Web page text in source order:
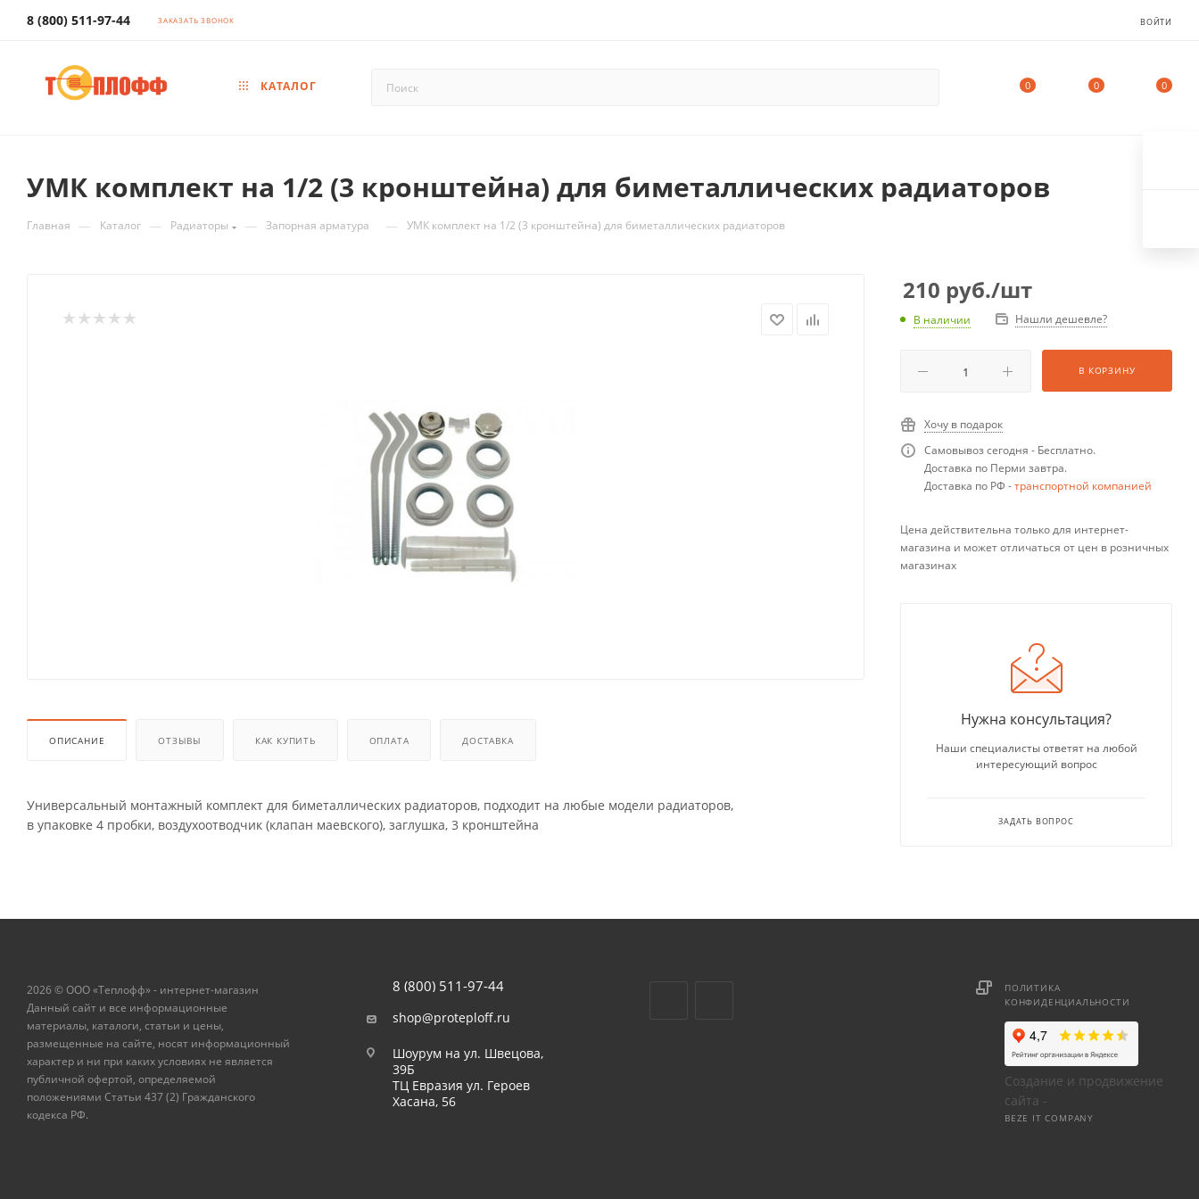
8 (800) 511-97-44 ЗАКАЗАТЬ ЗВОНОК ВОЙТИ
КАТАЛОГ 0 0 0
УМК комплект на 1/2 (3 кронштейна) для биметаллических радиаторов
Главная — Каталог — Радиаторы — Запорная арматура — УМК комплект на 1/2 (3 кронштейна) для биметаллических радиаторов
ОПИСАНИЕ ОТЗЫВЫ КАК КУПИТЬ ОПЛАТА ДОСТАВКА
Универсальный монтажный комплект для биметаллических радиаторов, подходит на любые модели радиаторов,
в упаковке 4 пробки, воздухоотводчик (клапан маевского), заглушка, 3 кронштейна
210 руб./шт
В наличии Нашли дешевле?
В КОРЗИНУ
Хочу в подарок
Самовывоз сегодня - Бесплатно.
Доставка по Перми завтра.
Доставка по РФ -транспортной компанией
Цена действительна только для интернет-
магазина и может отличаться от цен в розничных
магазинах
Нужна консультация?
Наши специалисты ответят на любой
интересующий вопрос
ЗАДАТЬ ВОПРОС
2026 © ООО «Теплофф» - интернет-магазин
Данный сайт и все информационные
материалы, каталоги, статьи и цены,
размещенные на сайте, носят информационный
характер и ни при каких условиях не является
публичной офертой, определяемой
положениями Статьи 437 (2) Гражданского
кодекса РФ.
8 (800) 511-97-44
shop@proteploff.ru
Шоурум на ул. Швецова,
39Б
ТЦ Евразия ул. Героев
Хасана, 56
ПОЛИТИКА
КОНФИДЕНЦИАЛЬНОСТИ
Создание и продвижение
сайта -
BEZE IT COMPANY